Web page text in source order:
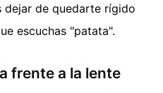
dejar de quedarte rígido
escuchas "patata".
frente a la lente